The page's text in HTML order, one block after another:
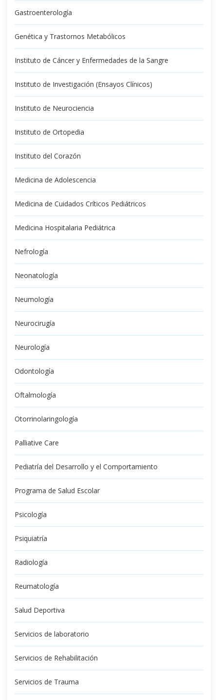
Gastroenterología
Genética y Trastornos Metabólicos
Instituto de Cáncer y Enfermedades de la Sangre
Instituto de Investigación (Ensayos Clínicos)
Instituto de Neurociencia
Instituto de Ortopedia
Instituto del Corazón
Medicina de Adolescencia
Medicina de Cuidados Críticos Pediátricos
Medicina Hospitalaria Pediátrica
Nefrología
Neonatología
Neumología
Neurocirugía
Neurología
Odontología
Oftalmología
Otorrinolaringología
Palliative Care
Pediatría del Desarrollo y el Comportamiento
Programa de Salud Escolar
Psicología
Psiquiatría
Radiología
Reumatología
Salud Deportiva
Servicios de laboratorio
Servicios de Rehabilitación
Servicios de Trauma